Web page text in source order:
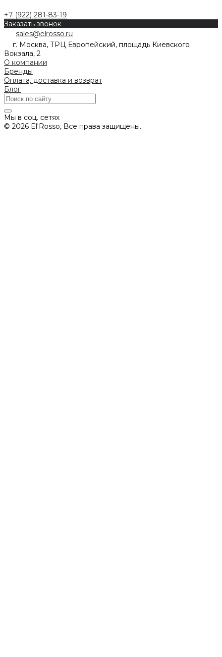
+7 (922) 281-83-19
Заказать звонок
sales@elrosso.ru
г. Москва, ТРЦ Европейский, площадь Киевского
Вокзала, 2
О компании
Бренды
Оплата, доставка и возврат
Блог
Мы в соц. сетях
© 2026 El'Rosso, Все права защищены.